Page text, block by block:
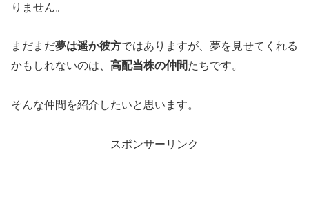
りません。
まだまだ夢は遥か彼方ではありますが、夢を見せてくれる
かもしれないのは、 高配当株の仲間たちです。
そんな仲間を紹介したいと思います。
スポンサーリンク